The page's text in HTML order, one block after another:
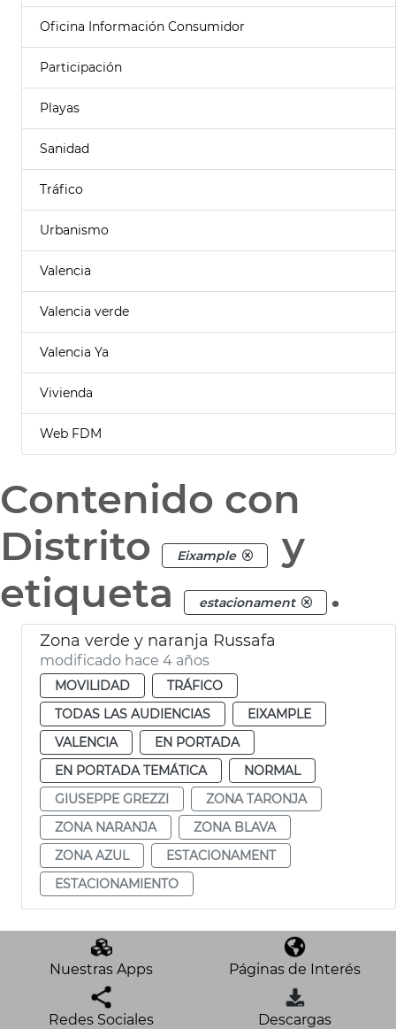
Oficina Información Consumidor
Participación
Playas
Sanidad
Tráfico
Urbanismo
Valencia
Valencia verde
Valencia Ya
Vivienda
Web FDM
Contenido con
Distrito
Eixample
y
etiqueta
estacionament .
Zona verde y naranja Russafa
modificado hace 4 años
MOVILIDAD
TRÁFICO
TODAS LAS AUDIENCIAS
EIXAMPLE
VALENCIA
EN PORTADA
EN PORTADA TEMÁTICA
NORMAL
GIUSEPPE GREZZI
ZONA TARONJA
ZONA NARANJA
ZONA BLAVA
ZONA AZUL
ESTACIONAMENT
ESTACIONAMIENTO
Nuestras Apps Páginas de Interés
Redes Sociales Descargas